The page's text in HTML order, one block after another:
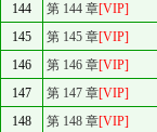
144
第 144 章[VIP]
145
第 145 章[VIP]
146
第 146 章[VIP]
147
第 147 章[VIP]
148
第 148 章[VIP]